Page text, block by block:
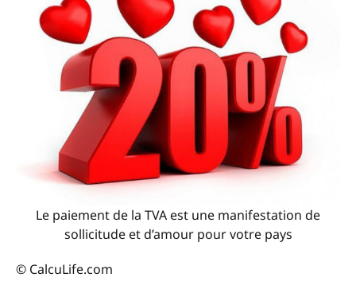
Le paiement de la TVA est une manifestation de
sollicitude et d’amour pour votre pays
© CalcuLife.com